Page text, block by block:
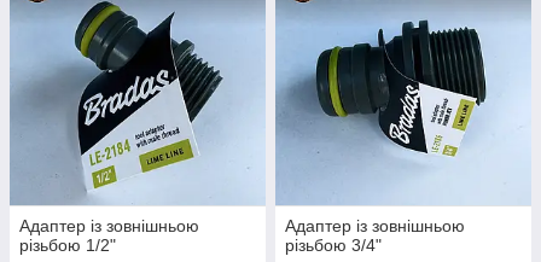
Адаптер із зовнішньою
різьбою 1/2"
Адаптер із зовнішньою
різьбою 3/4"